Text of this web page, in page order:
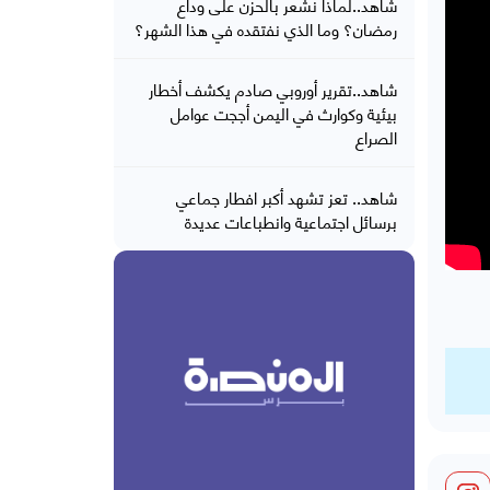
رمضان؟ وما الذي نفتقده في هذا الشهر؟
شاهد..تقرير أوروبي صادم يكشف أخطار
بيئية وكوارث في اليمن أججت عوامل
الصراع
شاهد.. تعز تشهد أكبر افطار جماعي
برسائل اجتماعية وانطباعات عديدة